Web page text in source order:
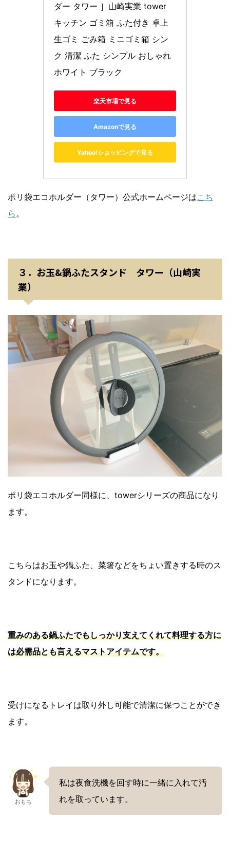
ダー タワー ］山崎実業 tower
キッチン ゴミ箱 ふた付き 卓上
生ゴミ ごみ箱 ミニゴミ箱 シン
ク 清潔 ふた シンプル おしゃれ
ホワイト ブラック
楽天市場で見る
Amazonで見る
Yahoo!ショッピングで見る
ポリ袋エコホルダー（タワー）公式ホームページはこち
ら。
３．お玉&鍋ふたスタンド タワー（山崎実
業）
ポリ袋エコホルダー同様に、towerシリーズの商品になり
ます。
こちらはお玉や鍋ふた、菜箸などをちょい置きする時のス
タンドになります。
重みのある鍋ふたでもしっかり支えてくれて料理する方に
は必需品とも言えるマストアイテムです。
受けになるトレイは取り外し可能で清潔に保つことができ
ます。
おもち
私は夜食洗機を回す時に一緒に入れて汚
れを取っています。